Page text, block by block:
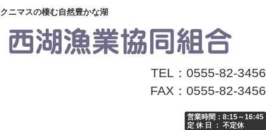
クニマスの棲む自然豊かな湖
TEL：0555-82-3456
FAX：0555-82-3456
営業時間：8:15～16:45
定 休 日 ： 不定休